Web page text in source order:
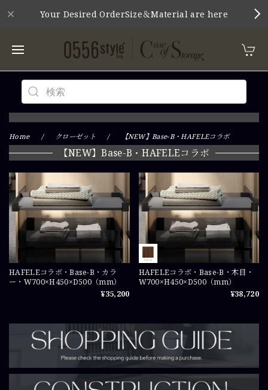
Your Desired OrderSize＆Material are here
Home クローゼット 【NEW】Base-B・HAFELEコラボ
【NEW】Base-B・HAFELEコラボ
HAFELEコラボ・Base-B・カラ
ー・W700×H450×D500（mm）
¥35,200
HAFELEコラボ・Base-B・木目・
W700×H450×D500（mm）
¥38,720